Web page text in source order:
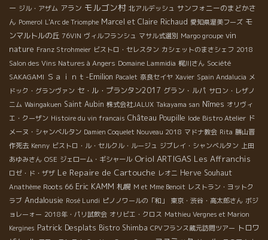
ー ジル・アザム アラン モルゴン村 北アルデッシュ サンフォニーのまどかさ
ん Pomerol L'Arc de Triomphe Marcel et Claire Richaud 愛知県渥美フーズ モ
ンマルトルの丘 76VIN ヴィルフランシュ マサル式選別 Margo groupe vin
nature Franz Strohmeier ビストロ・セレスタン カシェットのまさシェフ 2018
Salon des Vins Natures à Angers Domaine Lammidia 梶川さん Société
SAKAGAMI Ｓａｉｎｔ-Emilion Pacalet 奈良セイヤ Xavier Spain Andalucia メ
ドック・グランヴァン セ・ル・プランタン2017 グラン・ルパ サロン・レザノ
ニム Waingakuen Saint Aubin 株式会社JALUX Takayama san Nîmes オリヴィ
エ・クーザン Histoire du vin francais Château Poupille Iode Bistro Atelier ド
メーヌ・シャンベルタン Damien Coquelet Nouveau 2018 マドナ教会 Rita 勝山晋
作死去 Kenny ビストロ・ル・セルクル・ルージュ ジブレイ・シャンベルタン
上田
あゆみさん OSE ジェローム・ギシャール Oriol ARTIGAS Les Affranchis
ロゼ・ド・ザザ Le Repaire de Cartouche レオニ Herve Souhaut
Anathème Roots 66 Eric KAMM 札幌 M et Mme Benoit レストラン・ヨットク
ラブ Andalousie Rosé Lundi ピノノワールの「和」 東京・渋谷・高太郎さん ボジ
ョレーォー 2018年・パリ試飲会 オリビエ・クロス Mathieu Vergnes et Marion
Kergines Patrick Desplats Bistro Shimba CPVフランス蔵元訪問ツアー トロワ